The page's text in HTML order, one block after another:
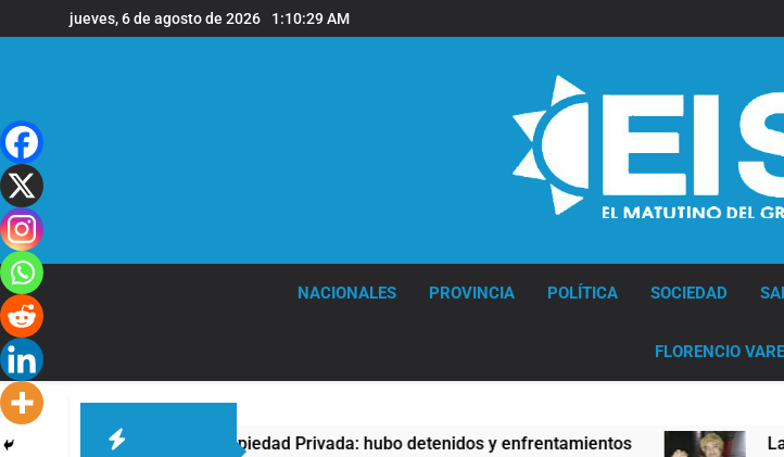
al
jueves, 6 de agosto de 2026 1:10:30 AM
NACIONALES PROVINCIA POLÍTICA SOCIEDAD
FLORENCIO
contra la Ley de Propiedad Privada: hubo detenidos y enfrentamientos La